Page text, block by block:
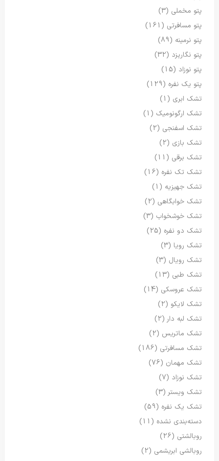
پتو مخملی (3)
پتو مسافرتی (161)
پتو نرمینه (89)
پتو نگاریزد (32)
پتو نوزاد (15)
پتو یک نفره (129)
تشک ابری (1)
تشک ارگونومیک (1)
تشک اسفنجی (2)
تشک بازی (2)
تشک برقی (11)
تشک تک نفره (16)
تشک جهیزیه (1)
تشک خوابگاهی (2)
تشک خوشخواب (3)
تشک دو نفره (25)
تشک رویا (3)
تشک رویال (3)
تشک طبی (13)
تشک عروسکی (14)
تشک لایکو (2)
تشک لبه دار (2)
تشک ماتریس (2)
تشک مسافرتی (186)
تشک مهمان (76)
تشک نوزاد (7)
تشک ویستر (3)
تشک یک نفره (59)
دسته‌بندی نشده (11)
روبالشتی (26)
روبالشی ابریشمی (2)